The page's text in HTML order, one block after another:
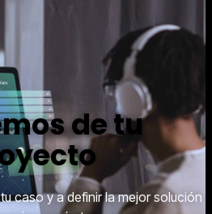
de tu
caso y a definir la mejor solución